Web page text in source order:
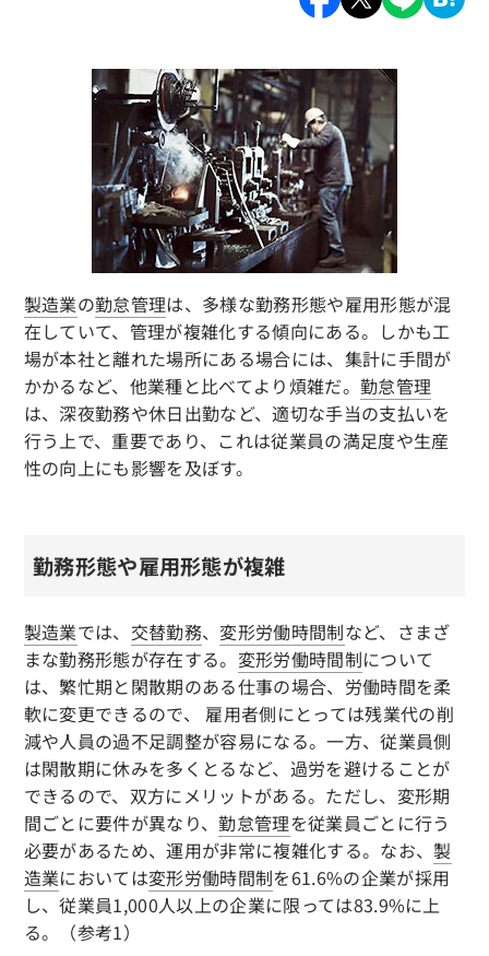
製造業の勤怠管理は、多様な勤務形態や雇用形態が混
在していて、管理が複雑化する傾向にある。しかも工
場が本社と離れた場所にある場合には、集計に手間が
かかるなど、他業種と比べてより煩雑だ。 勤怠管理
は、深夜勤務や休日出勤など、適切な手当の支払いを
行う上で、重要であり、これは従業員の満足度や生産
性の向上にも影響を及ぼす。
勤務形態や雇用形態が複雑
製造業では、 交替勤務、 変形労働時間制など、さまざ
まな勤務形態が存在する。 変形労働時間制について
は、繁忙期と閑散期のある仕事の場合、労働時間を柔
軟に変更できるので、 雇用者側にとっては残業代の削
減や人員の過不足調整が容易になる。一方、従業員側
は閑散期に休みを多くとるなど、過労を避けることが
できるので、双方にメリットがある。ただし、変形期
間ごとに要件が異なり、勤怠管理を従業員ごとに行う
必要があるため、運用が非常に複雑化する。なお、 製
造業においては変形労働時間制を61.6%の企業が採用
し、従業員1,000人以上の企業に限っては83.9%に上
る。（参考1）